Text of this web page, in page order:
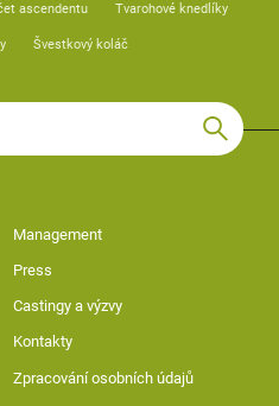
ascendentu Tvarohové knedlíky
Švestkový koláč
Management
Press
Castingy a výzvy
Kontakty
Zpracování osobních údajů